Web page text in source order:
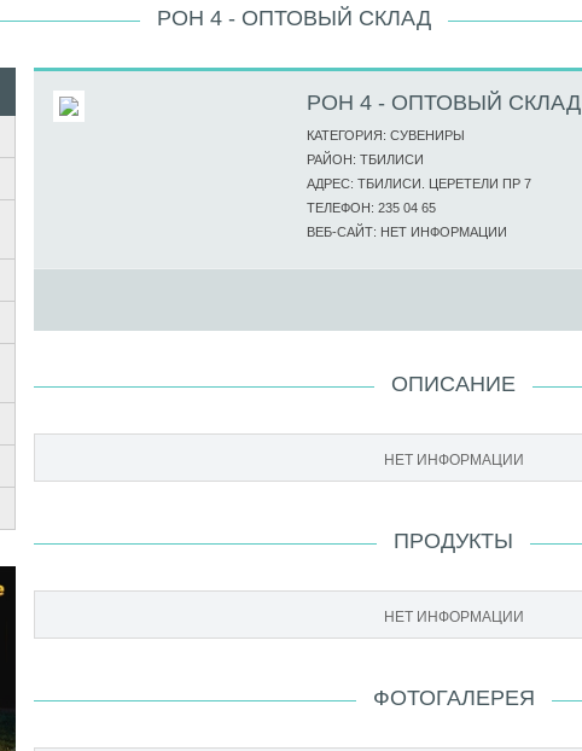
РОН 4 - ОПТОВЫЙ СКЛАД
РОН 4 - ОПТОВЫЙ СКЛАД
КАТЕГОРИЯ: СУВЕНИРЫ
РАЙОН: ТБИЛИСИ
АДРЕС: ТБИЛИСИ. ЦЕРЕТЕЛИ ПР 7
ТЕЛЕФОН: 235 04 65
ВЕБ-САЙТ: НЕТ ИНФОРМАЦИИ
ОПИСАНИЕ
НЕТ ИНФОРМАЦИИ
ПРОДУКТЫ
НЕТ ИНФОРМАЦИИ
ФОТОГАЛЕРЕЯ